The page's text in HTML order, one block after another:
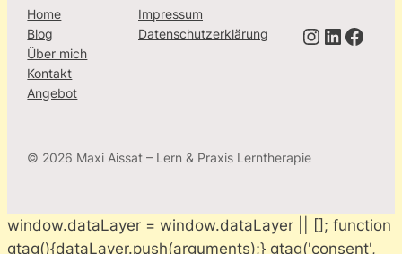
Home
Blog
Über mich
Kontakt
Angebot
Impressum
Datenschutzerklärung
Instagram LinkedIn Facebook
© 2026 Maxi Aissat – Lern & Praxis Lerntherapie
window.dataLayer = window.dataLayer || []; function
gtag(){dataLayer.push(arguments);} gtag('consent',